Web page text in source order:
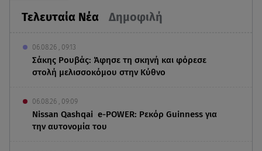
Τελευταία Νέα Δημοφιλή
06.08.26 , 09:13
Σάκης Ρουβάς: Άφησε τη σκηνή και φόρεσε
στολή μελισσοκόμου στην Κύθνο
06.08.26 , 09:09
Nissan Qashqai e-POWER: Ρεκόρ Guinness για
την αυτονομία του